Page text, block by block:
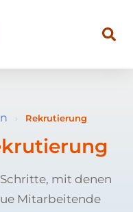
› Rekrutierung
mit denen
Mitarbeitende